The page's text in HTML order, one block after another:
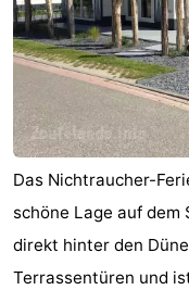
Das Nichtraucher-
schöne Lage auf
direkt hinter den
Terrassentüren und